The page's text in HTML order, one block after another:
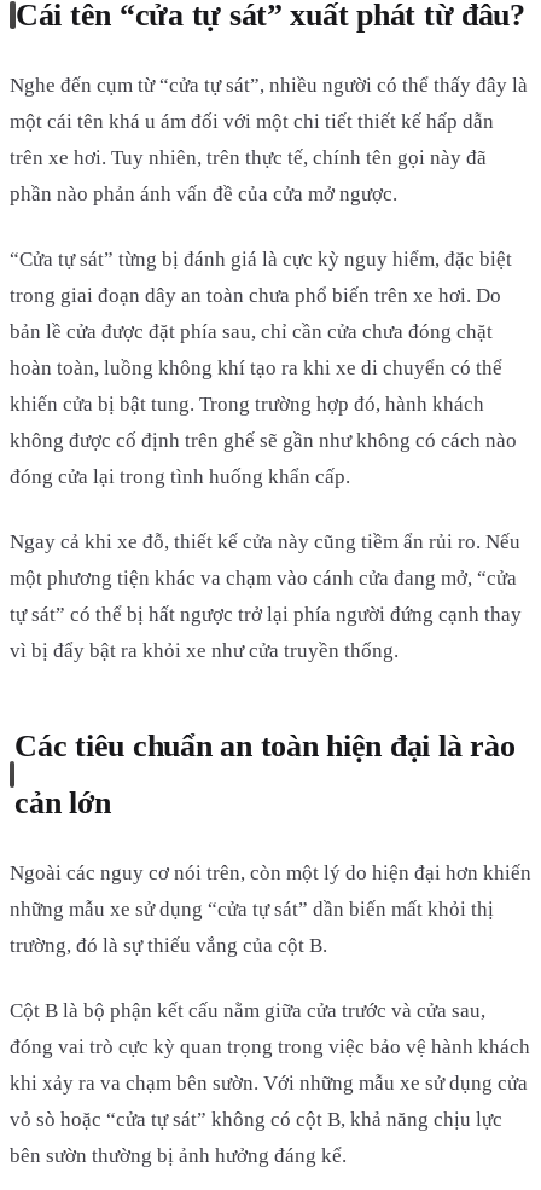
Cái tên “cửa tự sát” xuất phát từ đâu?
Nghe đến cụm từ “cửa tự sát”, nhiều người có thể thấy đây là
một cái tên khá u ám đối với một chi tiết thiết kế hấp dẫn
trên xe hơi. Tuy nhiên, trên thực tế, chính tên gọi này đã
phần nào phản ánh vấn đề của cửa mở ngược.
“Cửa tự sát” từng bị đánh giá là cực kỳ nguy hiểm, đặc biệt
trong giai đoạn dây an toàn chưa phổ biến trên xe hơi. Do
bản lề cửa được đặt phía sau, chỉ cần cửa chưa đóng chặt
hoàn toàn, luồng không khí tạo ra khi xe di chuyển có thể
khiến cửa bị bật tung. Trong trường hợp đó, hành khách
không được cố định trên ghế sẽ gần như không có cách nào
đóng cửa lại trong tình huống khẩn cấp.
Ngay cả khi xe đỗ, thiết kế cửa này cũng tiềm ẩn rủi ro. Nếu
một phương tiện khác va chạm vào cánh cửa đang mở, “cửa
tự sát” có thể bị hất ngược trở lại phía người đứng cạnh thay
vì bị đẩy bật ra khỏi xe như cửa truyền thống.
Các tiêu chuẩn an toàn hiện đại là rào
cản lớn
Ngoài các nguy cơ nói trên, còn một lý do hiện đại hơn khiến
những mẫu xe sử dụng “cửa tự sát” dần biến mất khỏi thị
trường, đó là sự thiếu vắng của cột B.
Cột B là bộ phận kết cấu nằm giữa cửa trước và cửa sau,
đóng vai trò cực kỳ quan trọng trong việc bảo vệ hành khách
khi xảy ra va chạm bên sườn. Với những mẫu xe sử dụng cửa
vỏ sò hoặc “cửa tự sát” không có cột B, khả năng chịu lực
bên sườn thường bị ảnh hưởng đáng kể.